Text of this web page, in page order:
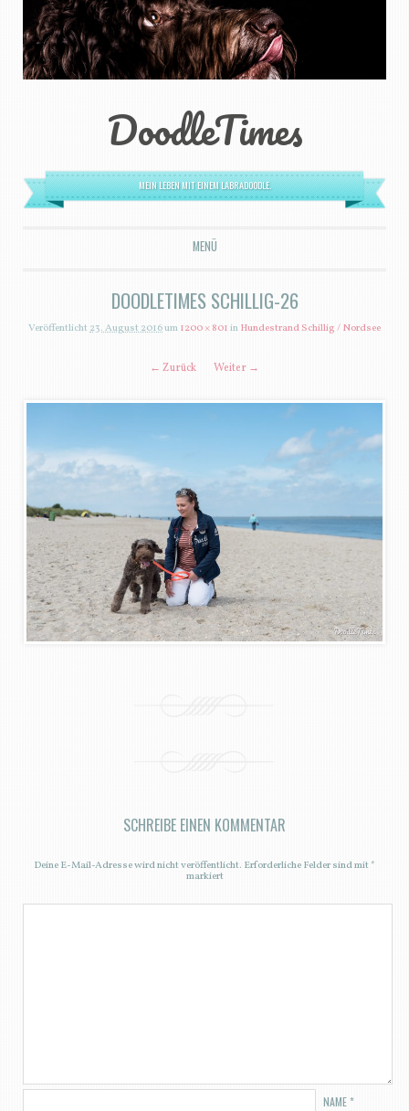
DoodleTimes
MEIN LEBEN MIT EINEM LABRADOODLE.
MENÜ
ZUM INHALT SPRINGEN
DOODLETIMES SCHILLIG-26
Veröffentlicht23. August 2016um1200 × 801inHundestrand Schillig / Nordsee
← Zurück Weiter →
SCHREIBE EINEN KOMMENTAR
Deine E-Mail-Adresse wird nicht veröffentlicht. Erforderliche Felder sind mit*
markiert
NAME*